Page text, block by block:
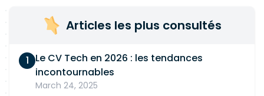
Articles les plus consultés
Le CV Tech en 2026 : les tendances
incontournables
March 24, 2025